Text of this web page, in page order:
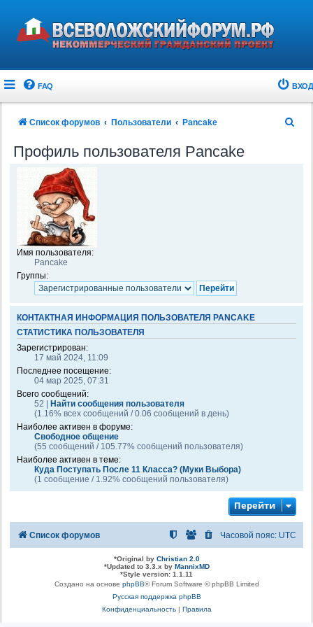
FAQ ВХОД
Список форумов Пользователи Pancake
Профиль пользователя Pancake
Имя пользователя:
Pancake
Группы:
КОНТАКТНАЯ ИНФОРМАЦИЯ ПОЛЬЗОВАТЕЛЯ PANCAKE
СТАТИСТИКА ПОЛЬЗОВАТЕЛЯ
Зарегистрирован:
17 май 2024, 11:09
Последнее посещение:
04 мар 2025, 07:31
Всего сообщений:
52 | Найти сообщения пользователя
(1.16% всех сообщений / 0.06 сообщений в день)
Наиболее активен в форуме:
Свободное общение
(55 сообщений / 105.77% сообщений пользователя)
Наиболее активен в теме:
Куда Поступать После 11 Класса? (Муки Выбора)
(1 сообщение / 1.92% сообщений пользователя)
Перейти
Список форумов Часовой пояс: UTC
*Original by Christian 2.0
*Updated to 3.3.x by MannixMD
*Style version: 1.1.11
Создано на основе phpBB® Forum Software © phpBB Limited
Русская поддержка phpBB
Конфиденциальность| Правила